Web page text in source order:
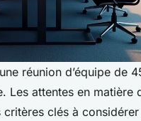
réunion d’équipe de
attentes en matière
clés à considérer